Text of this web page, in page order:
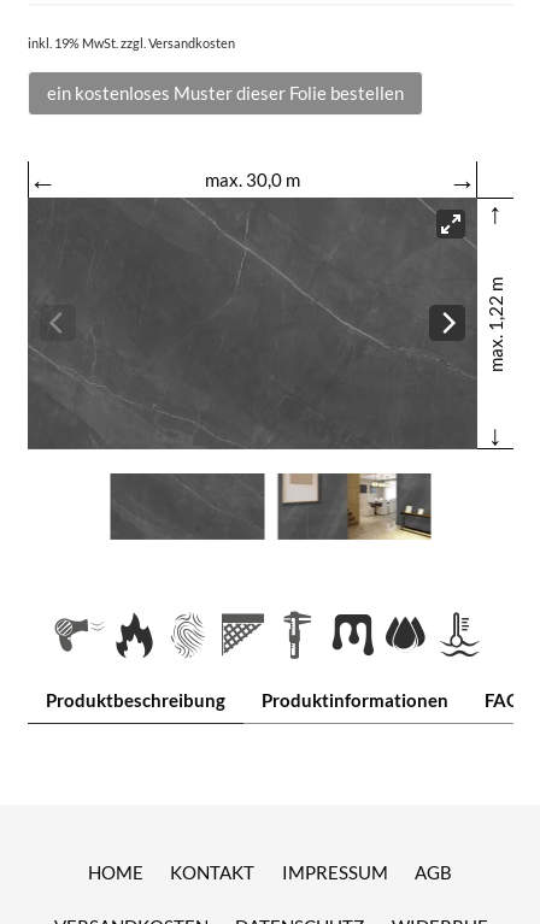
inkl. 19% MwSt. zzgl. Versandkosten
ein kostenloses Muster dieser Folie bestellen
← max. 30,0 m
→
↑
max. 1,22 m
↓
Produktbeschreibung Produktinformationen FAQ
HOME KONTAKT IMPRESSUM AGB